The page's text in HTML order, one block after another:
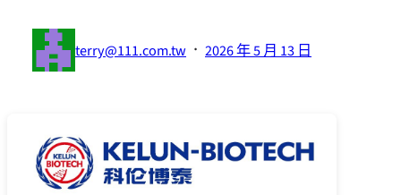
terry@111.com.tw · 2026 年 5 月 13 日